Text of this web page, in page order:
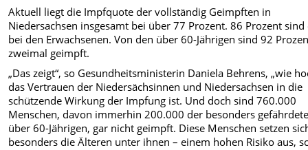
Aktuell liegt die Impfquote der vollständig Geimpften in
Niedersachsen insgesamt bei über 77 Prozent. 86 Prozent sind
bei den Erwachsenen. Von den über 60-Jährigen sind 92
zweimal geimpft.
„Das zeigt“, so Gesundheitsministerin Daniela Behrens, „wie
das Vertrauen der Niedersächsinnen und Niedersachsen in die
schützende Wirkung der Impfung ist. Und doch sind 760.000
Menschen, davon immerhin 200.000 der besonders
über 60-Jährigen, gar nicht geimpft. Diese Menschen setzen
besonders die Älteren unter ihnen – einem hohen Risiko aus,